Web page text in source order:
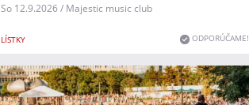
LÍSTKY
So 12.9.2026 / Majestic music club
ODPORÚČAME!